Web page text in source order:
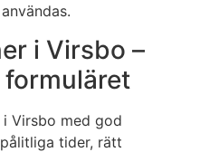
i Virsbo –
Virsbo med god
tider, rätt